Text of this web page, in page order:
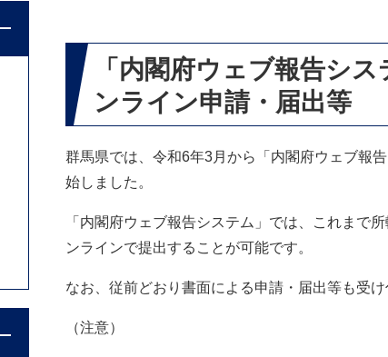
「内閣府ウェブ報告シ
ンライン申請・届出等
群馬県では、令和6年3月から「内閣府ウェブ報
始しました。
「内閣府ウェブ報告システム」では、これまで
ンラインで提出することが可能です。
なお、従前どおり書面による申請・届出等も受け
（注意）